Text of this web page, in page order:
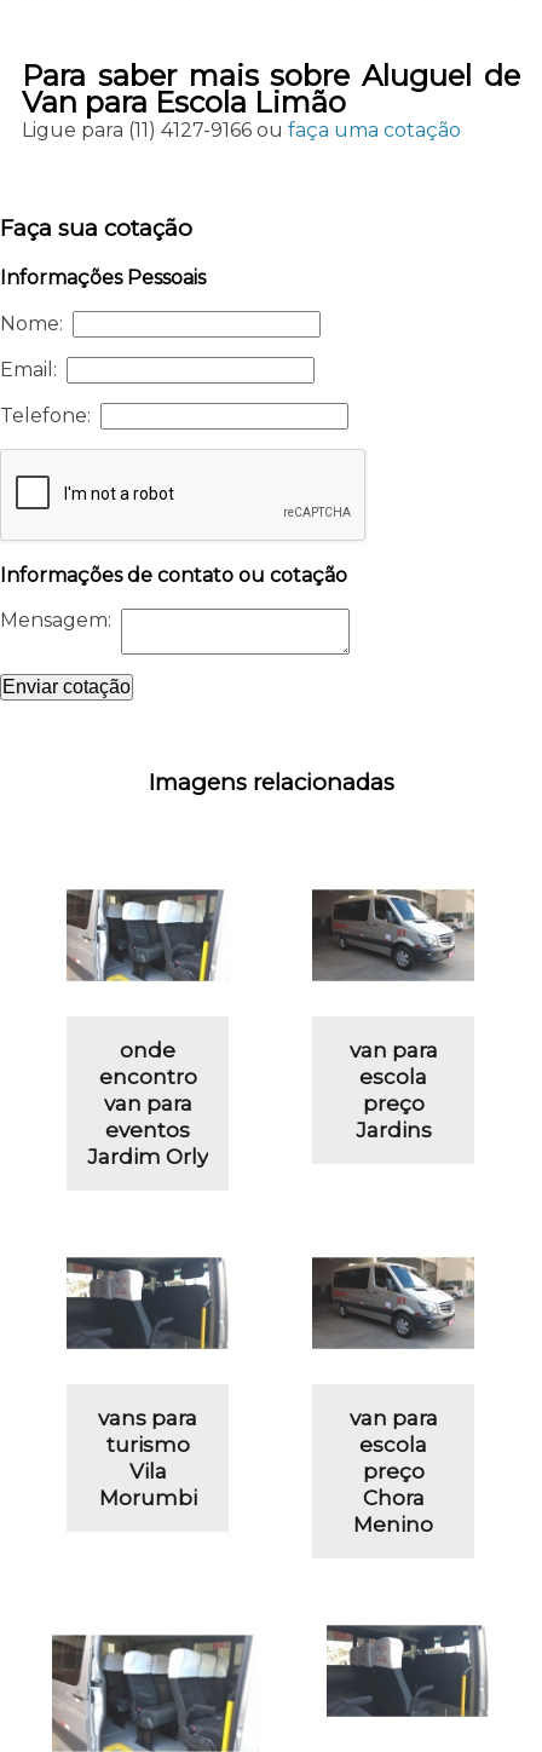
Para saber mais sobre Aluguel de
Van para Escola Limão
Ligue para (11) 4127-9166ou faça uma cotação
Faça sua cotação
Informações Pessoais
Nome:
Email:
Telefone:
Informações de contato ou cotação
Mensagem:
Enviar cotação
Imagens relacionadas
onde
encontro
van para
eventos
Jardim Orly
van para
escola
preço
Jardins
vans para
turismo
Vila
Morumbi
van para
escola
preço
Chora
Menino